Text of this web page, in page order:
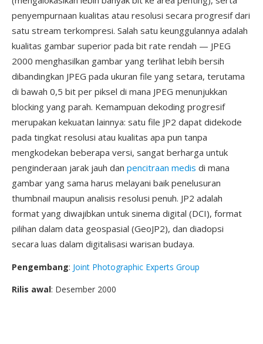
penyempurnaan kualitas atau resolusi secara progresif dari
satu stream terkompresi. Salah satu keunggulannya adalah
kualitas gambar superior pada bit rate rendah — JPEG
2000 menghasilkan gambar yang terlihat lebih bersih
dibandingkan JPEG pada ukuran file yang setara, terutama
di bawah 0,5 bit per piksel di mana JPEG menunjukkan
blocking yang parah. Kemampuan dekoding progresif
merupakan kekuatan lainnya: satu file JP2 dapat didekode
pada tingkat resolusi atau kualitas apa pun tanpa
mengkodekan beberapa versi, sangat berharga untuk
penginderaan jarak jauh dan pencitraan medis di mana
gambar yang sama harus melayani baik penelusuran
thumbnail maupun analisis resolusi penuh. JP2 adalah
format yang diwajibkan untuk sinema digital (DCI), format
pilihan dalam data geospasial (GeoJP2), dan diadopsi
secara luas dalam digitalisasi warisan budaya.
Pengembang: Joint Photographic Experts Group
Rilis awal: Desember 2000